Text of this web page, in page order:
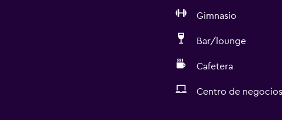
Gimnasio
Bar/lounge
Cafetera
Centro de negocios